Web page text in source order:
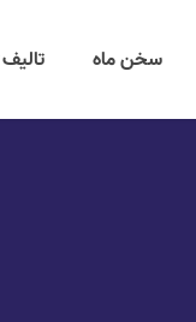
سخن ماه تالیف